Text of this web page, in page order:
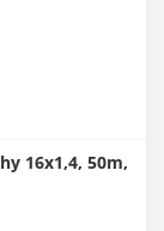
16x1,4, 50m,